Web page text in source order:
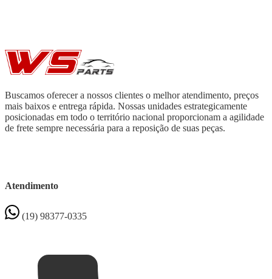
Buscamos oferecer a nossos clientes o melhor atendimento, preços
mais baixos e entrega rápida. Nossas unidades estrategicamente
posicionadas em todo o território nacional proporcionam a agilidade
de frete sempre necessária para a reposição de suas peças.
Atendimento
(19) 98377-0335